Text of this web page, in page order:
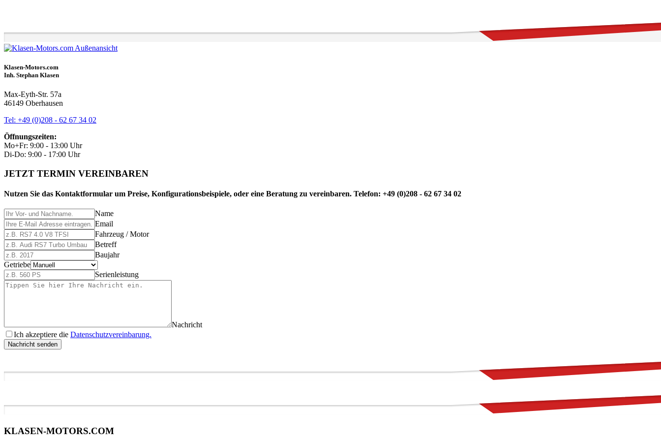
Klasen-Motors.com
Inh. Stephan Klasen
Max-Eyth-Str. 57a
46149 Oberhausen
Tel: +49 (0)208 - 62 67 34 02
Öffnungszeiten:
Mo+Fr: 9:00 - 13:00 Uhr
Di-Do: 9:00 - 17:00 Uhr
JETZT TERMIN VEREINBAREN
Nutzen Sie das Kontaktformular um Preise, Konfigurationsbeispiele, oder eine Beratung zu vereinbaren. Telefon: +49 (0)208 - 62 67 34 02
Name
Email
Fahrzeug / Motor
Betreff
Baujahr
Getriebe
Serienleistung
Nachricht
Ich akzeptiere die Datenschutzvereinbarung.
Nachricht senden
KLASEN-MOTORS.COM